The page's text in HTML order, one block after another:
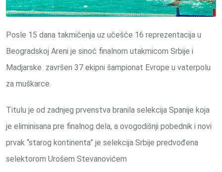
Posle 15 dana takmičenja uz učešće 16 reprezentacija u
Beogradskoj Areni je sinoć finalnom utakmicom Srbije i
Madjarske završen 37 ekipni šampionat Evrope u vaterpolu
za muškarce.
Titulu je od zadnjeg prvenstva branila selekcija Spanije koja
je eliminisana pre finalnog dela, a ovogodišnji pobednik i novi
prvak “starog kontinenta” je selekcija Srbije predvođena
selektorom Urošem Stevanovićem